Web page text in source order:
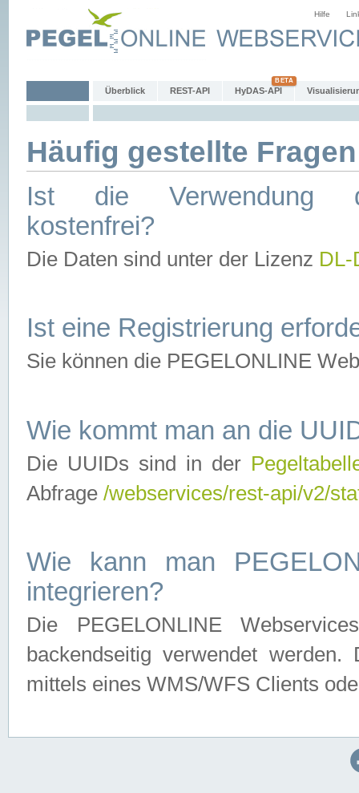
Hilfe
Überblick REST-API HyDAS-API
Häufig gestellte
Ist die Verwendung
kostenfrei?
Die Daten sind unter der Lizenz
Ist eine Registrierung
Sie können die PEGELONLINE
Wie kommt man an die
Die UUIDs sind in der
Abfrage /webservices/rest-api/v2/
Wie kann man
integrieren?
Die PEGELONLINE
backendseitig verwendet
mittels eines WMS/WFS Clients